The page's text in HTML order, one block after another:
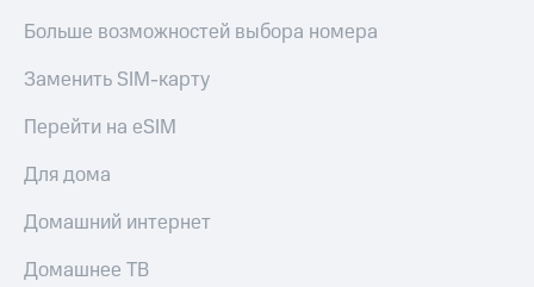
Больше возможностей выбора номера
Заменить SIM-карту
Перейти на eSIM
Для дома
Домашний интернет
Домашнее ТВ